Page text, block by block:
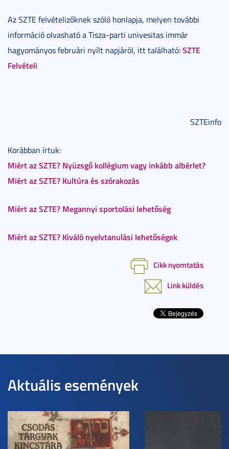
Az SZTE felvételizőknek szóló honlapja, melyen további
információ olvasható a Tisza-parti univesitas immár
hagyományos februári nyílt napjáról, itt található:SZTE
Felvételi
SZTEinfo
Korábban írtuk:
Miért az SZTE? Nyüzsgő kollégium vagy inkább albérlet?
Miért az SZTE? Kultúra és szórakozás
Miért az SZTE? Megannyi sportolási lehetőség
Miért az SZTE? Kiváló nyelvtanulási lehetőségek
Cikk nyomtatás
Link küldés
Aktuális események